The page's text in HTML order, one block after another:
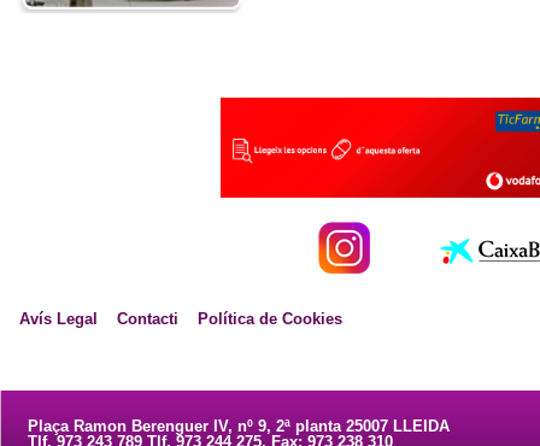
Avís Legal Contacti Política de Cookies
Plaça Ramon Berenguer IV, nº 9, 2ª planta 25007 LLEIDA
Tlf. 973 243 789 Tlf. 973 244 275. Fax: 973 238 310